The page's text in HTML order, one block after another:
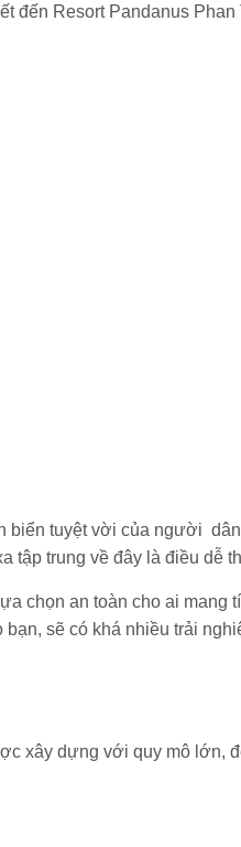
đến Resort Pandanus Phan
biển tuyệt vời của người
tập trung về đây là điều dễ
chọn an toàn cho ai mang
sẽ có khá nhiều trải
xây dựng với quy mô lớn,